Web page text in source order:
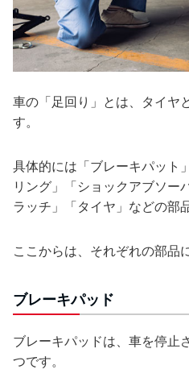
車の「足回り」とは、タイヤ
す。
具体的には「ブレーキパット
リング」「ショックアブソー
ラッチ」「タイヤ」などの部
ここからは、それぞれの部品
ブレーキパッド
ブレーキパッドは、車を停止
つです。